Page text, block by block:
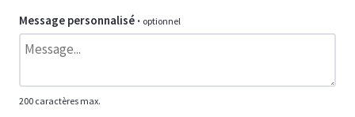
Message personnalisé · optionnel
200 caractères max.